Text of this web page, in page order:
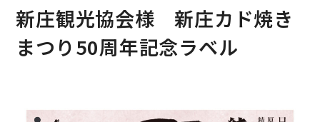
新庄観光協会様 新庄カド焼き
まつり50周年記念ラベル